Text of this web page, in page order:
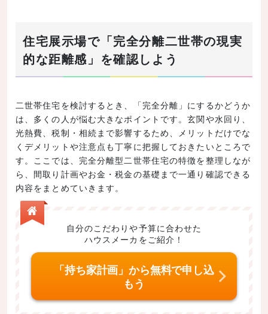
住宅展示場で「完全分離二世帯の現実
的な距離感」を確認しよう
二世帯住宅を検討するとき、「完全分離」にするかどうか
は、多くの人が悩む大きなポイントです。玄関や水回り、
光熱費、税制・相続まで影響するため、メリットだけでな
くデメリットや注意点も丁寧に把握しておきたいところで
す。ここでは、完全分離型二世帯住宅の特徴を整理しなが
ら、間取り計画やお金・税金の基礎まで一通り確認できる
内容をまとめていきます。
自分のこだわりや予算に合わせた
ハウスメーカをご紹介！
「持ち家計画」から無料で申し込
もう